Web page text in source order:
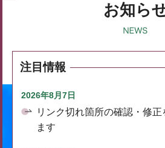
お知ら
注目情報
2026年8月7日
リンク切れ箇所の確認・修
ます